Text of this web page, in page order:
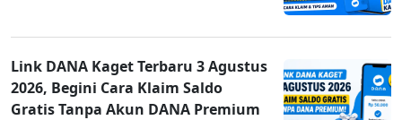
Link DANA Kaget Terbaru 3 Agustus
2026, Begini Cara Klaim Saldo
Gratis Tanpa Akun DANA Premium